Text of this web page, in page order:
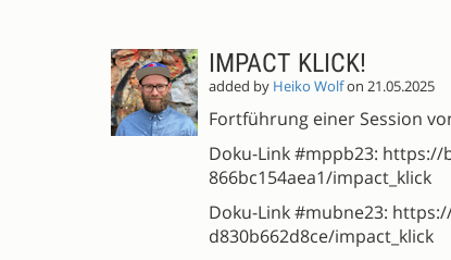
IMPACT KLICK!
added by Heiko Wolfon 21.05.2025
Fortführung einer Session
Doku-Link #mppb23: https://
866bc154aea1/impact_klick
Doku-Link #mubne23:
d830b662d8ce/impact_klick